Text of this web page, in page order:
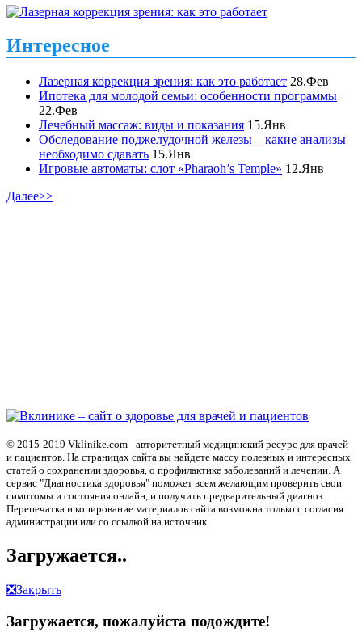
Интересное
Лазерная коррекция зрения: как это работает 28.Фев
Ипотека для молодой семьи: особенности программы
22.Фев
Лечебный массаж: виды и показания 15.Янв
Обследование поджелудочной железы – какие анализы
необходимо сдавать 15.Янв
Игровые автоматы: слот «Pharaoh’s Temple» 12.Янв
Далее>>
© 2015-2019 Vklinike.com - авторитетный медицинский ресурс для врачей
и пациентов. На страницах сайта вы найдете массу полезных и интересных
статей о сохранении здоровья, о профилактике заболеваний и лечении. А
сервис "Диагностика здоровья" поможет всем желающим проверить свои
симптомы и состояния онлайн, и получить предварительный диагноз.
Перепечатка и копирование материалов сайта возможна только с согласия
администрации или со ссылкой на источник.
Загружается..
❎Закрыть
Загружается, пожалуйста подождите!